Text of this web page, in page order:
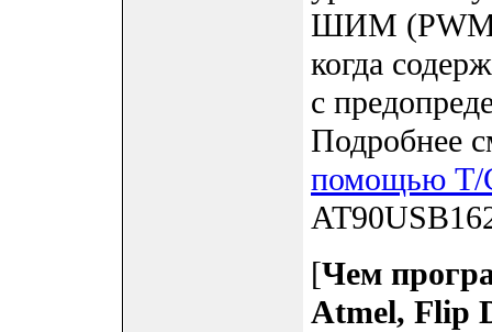
ШИМ (PWM).
когда
с
Подробнее
помощью T/
[Чем
Atmel, Flip